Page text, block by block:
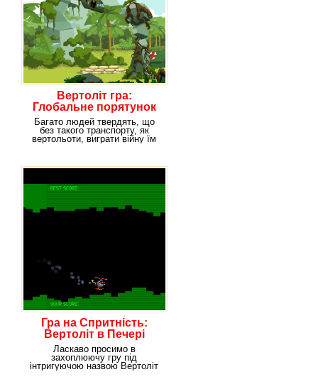
Вертоліт гра:
Глобальне порятунок
Багато людей твердять, що
без такого транспорту, як
вертольоти, виграти війну їм
Гра на Спритність:
Вертоліт в Печері
Ласкаво просимо в
захоплюючу гру під
інтригуючою назвою Вертоліт